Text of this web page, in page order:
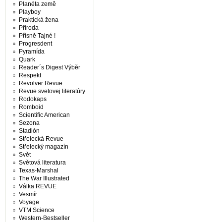
Planéta země
Playboy
Praktická žena
Příroda
Přísně Tajné !
Progresdent
Pyramída
Quark
Reader´s Digest Výběr
Respekt
Revolver Revue
Revue svetovej literatúry
Rodokaps
Romboid
Scientific American
Sezona
Stadión
Střelecká Revue
Střelecký magazín
Svět
Světová literatura
Texas-Marshal
The War Illustrated
Válka REVUE
Vesmír
Voyage
VTM Science
Western-Bestseller